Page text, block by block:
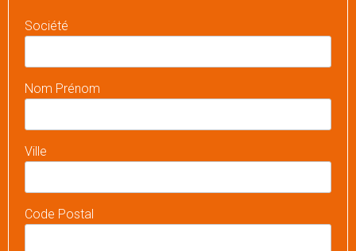
Société
Nom Prénom
Ville
Code Postal